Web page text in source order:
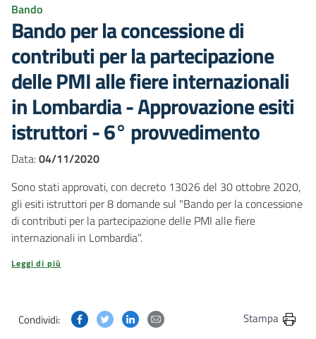
Bando
Bando per la concessione di
contributi per la partecipazione
delle PMI alle fiere internazionali
in Lombardia - Approvazione esiti
istruttori - 6° provvedimento
Data:04/11/2020
Sono stati approvati, con decreto 13026 del 30 ottobre 2020,
gli esiti istruttori per 8 domande sul "Bando per la concessione
di contributi per la partecipazione delle PMI alle fiere
internazionali in Lombardia".
Leggi di più
Condividi: Condividi questa pagina su Facebook
Condividi questa pagina su Twitter
Condividi questa pagina su Linkedin
Condividi questa pagina via
Stampa